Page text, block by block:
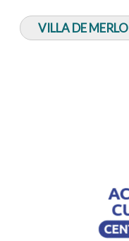
VILLA DE MERLO